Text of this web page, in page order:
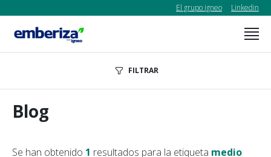
El grupo igneo Linkedin
FILTRAR
Blog
Se han obtenido 1 resultados para la etiqueta medio